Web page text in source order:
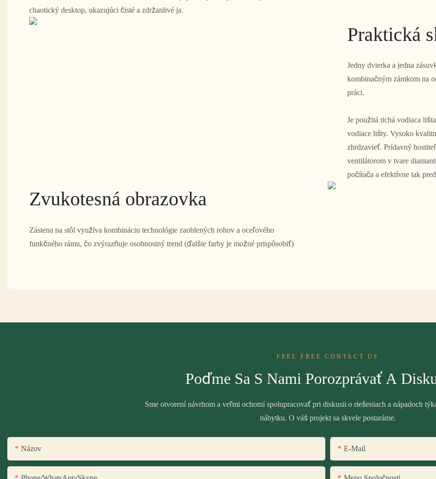
chaotický desktop, ukazujúci čisté a zdržanlivé ja.
Praktická
Jedny dvierka a jedna
kombinačným zámkom na
práci.
Je použitá tichá vodiaca
vodiace lišty. Vysoko
zhrdzavieť. Prídavný
ventilátorom v tvare
počítača a efektívne tak
Zvukotesná obrazovka
Zástena na stôl využíva kombináciu technológie zaoblených rohov a oceľového
funkčného rámu, čo zvýrazňuje osobnostný trend (ďalšie farby je možné prispôsobiť)
FEEL FREE CONTACT US
Poďme Sa S Nami Porozprávať A
Sme otvorení návrhom a veľmi ochotní spolupracovať pri diskusii o riešeniach a nápadoch
nábytku. O váš projekt sa skvele postaráme.
Názov E-Mail